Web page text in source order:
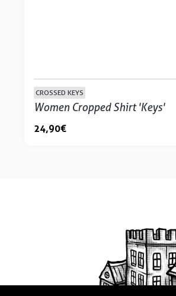
CROSSED KEYS
Women Cropped Shirt 'Keys'
24,90 €